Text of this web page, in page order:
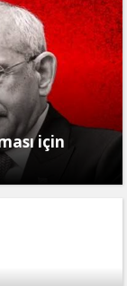
için